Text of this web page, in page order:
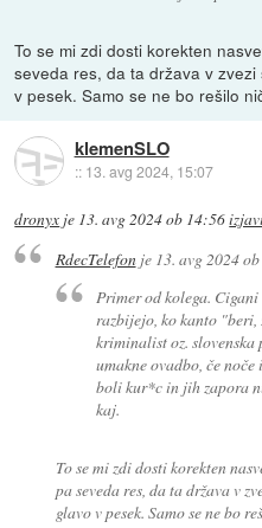
To se mi zdi dosti korekten
seveda res, da ta država v
v pesek. Samo se ne bo rešilo
klemenSLO
:: 13. avg 2024, 15:07
dronyx je 13. avg 2024 ob 14:56
RdecTelefonje 13. avg 2024
Primer od kolega.
razbijejo, ko kanto
kriminalist oz.
umakne ovadbo, če
boli kur*c in jih zapora
kaj.
To se mi zdi dosti korekten
pa seveda res, da ta država v
glavo v pesek. Samo se ne bo